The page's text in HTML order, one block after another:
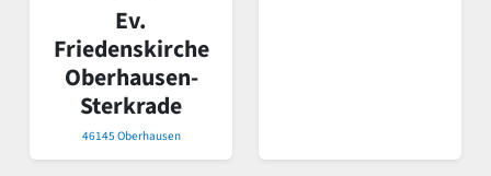
Ev.
Friedenskirche
Oberhausen-
Sterkrade
46145 Oberhausen